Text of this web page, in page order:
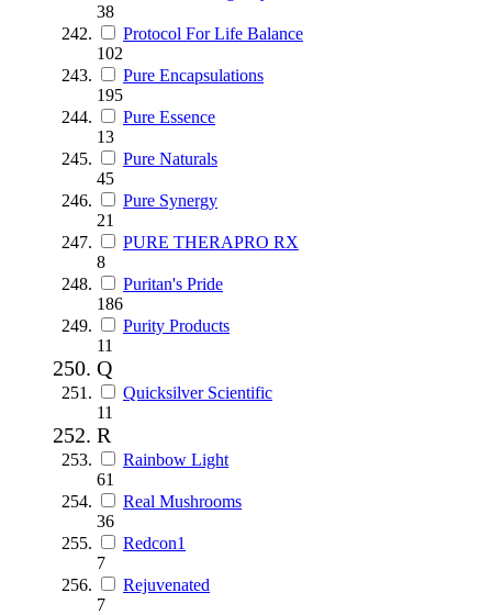
38
Protocol For Life Balance
102
Pure Encapsulations
195
Pure Essence
13
Pure Naturals
45
Pure Synergy
21
PURE THERAPRO RX
8
Puritan's Pride
186
Purity Products
11
Q
Quicksilver Scientific
11
R
Rainbow Light
61
Real Mushrooms
36
Redcon1
7
Rejuvenated
7